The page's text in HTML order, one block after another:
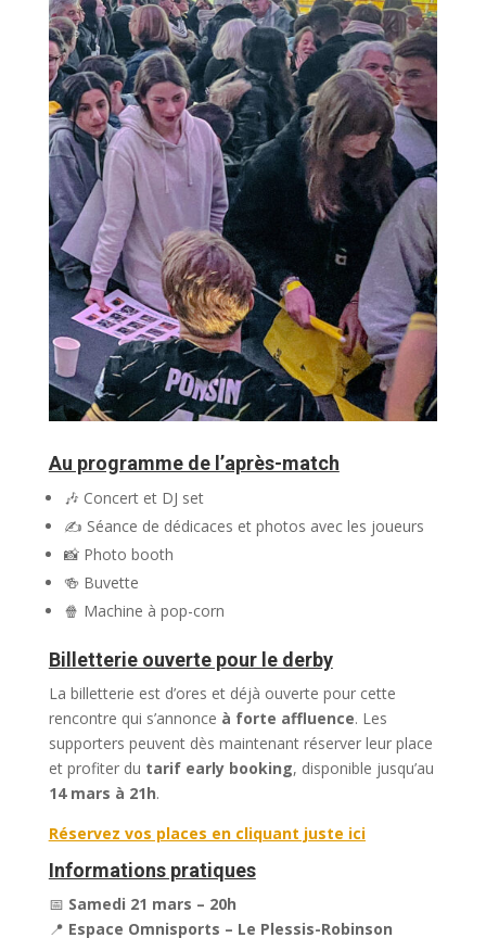
Au programme de l’après-match
🎶 Concert et DJ set
✍️ Séance de dédicaces et photos avec les joueurs
📸 Photo booth
🍻 Buvette
🍿 Machine à pop-corn
Billetterie ouverte pour le derby
La billetterie est d’ores et déjà ouverte pour cette
rencontre qui s’annonce à forte affluence. Les
supporters peuvent dès maintenant réserver leur place
et profiter du tarif early booking, disponible jusqu’au
14 mars à 21h.
Réservez vos places en cliquant juste ici
Informations pratiques
📅 Samedi 21 mars – 20h
📍 Espace Omnisports – Le Plessis-Robinson